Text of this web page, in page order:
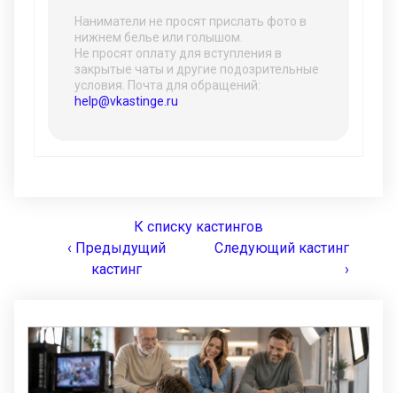
Наниматели не просят прислать фото в
нижнем белье или голышом.
Не просят оплату для вступления в
закрытые чаты и другие подозрительные
условия. Почта для обращений:
help@vkastinge.ru
К списку кастингов
‹ Предыдущий
кастинг
Следующий кастинг
›